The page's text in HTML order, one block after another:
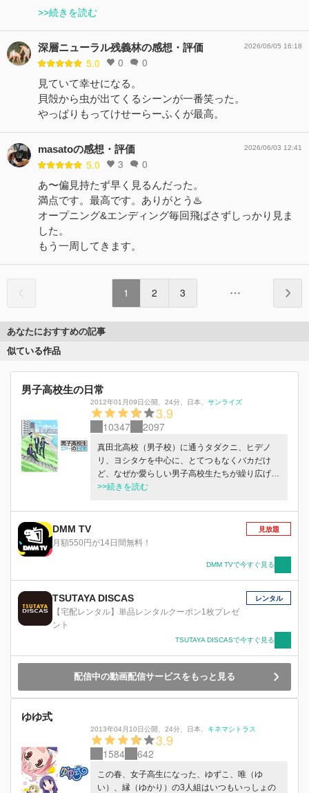
>>続きを読む
深層ニューラル残義林の感想・評価
5.0 0 0
2026/06/05 16:18
見ていて幸せになる。
貝殻から虫が出てくるシーンが一番笑った。
やっぱりもってけせーらーふくが最高。
masatoの感想・評価
5.0 3 0
2026/06/03 12:41
あ〜偏見持たず早く見るんだった。
満点です。最高です。ありがとう♨️
オープニング&エンディング毎回飛ばさずしっかり見ま
した。
もう一周してきます。
1 2 3
あなたにおすすめの記事
似ている作品
男子高校生の日常
2012年01月09日公開 24分 日本 サンライズ
3.9
10347 2097
真田北高校（男子校）に通うタダクニ、ヒデノ
リ、ヨシタケを中心に、とてつもなくバカだけ
ど、なぜか愛らしい男子高校生たちが繰り広げる
ハイスクールリアルライフコメディ！
>>続きを読む
DMM TV
月額550円が14日間無料！
見放題
DMM TVで今すぐ見る
TSUTAYA DISCAS
【宅配レンタル】単品レンタルクーポン1枚プレゼ
ント
レンタル
TSUTAYA DISCASで今すぐ見る
配信中の動画配信サービスをもっと見る
ゆゆ式
2013年04月10日公開 24分 日本 キネマシトラス
3.9
1584 642
この春、女子高生になった、ゆずこ、唯（ゆ
い）、縁（ゆかり）の3人組はいつもいっしょの